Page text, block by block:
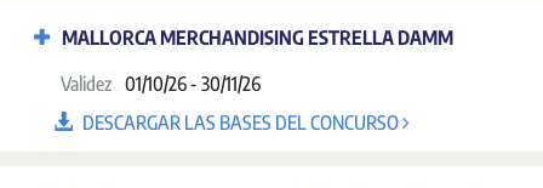
MALLORCA MERCHANDISING ESTRELLA DAMM
Validez 01/10/26 - 30/11/26
DESCARGAR LAS BASES DEL CONCURSO